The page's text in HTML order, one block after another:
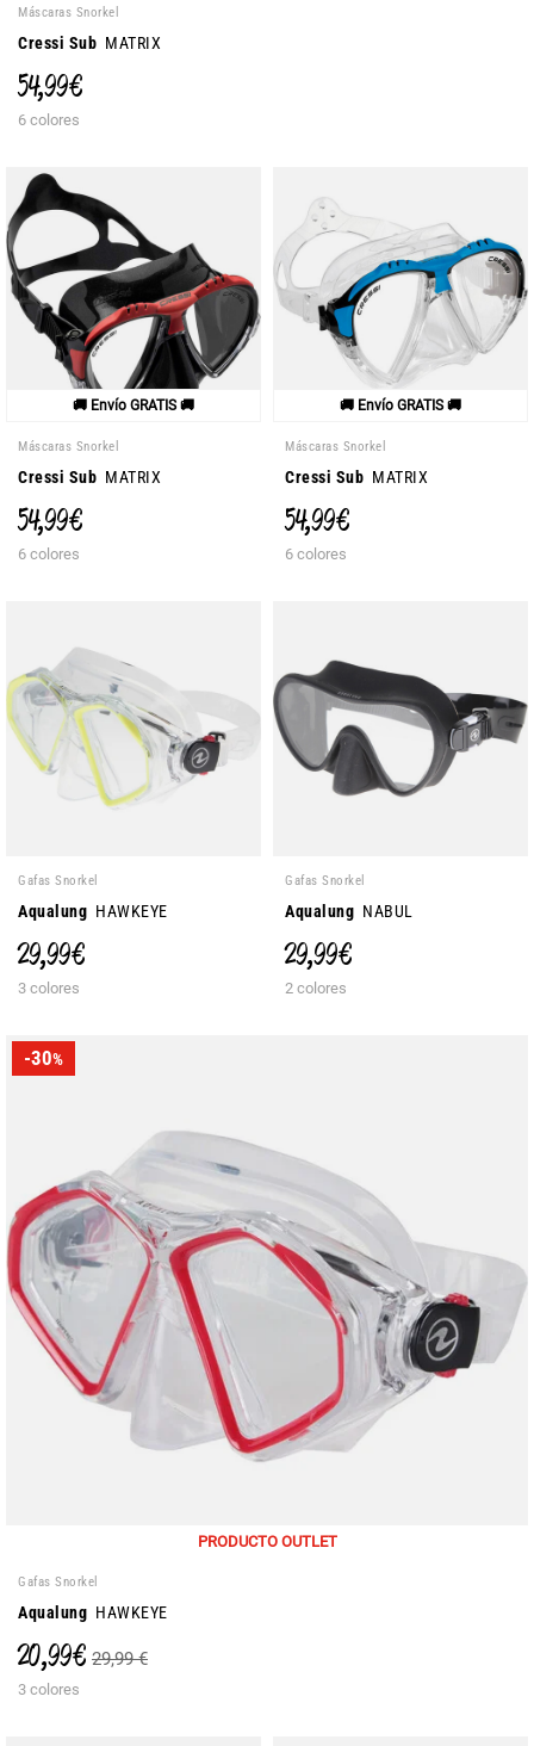
Máscaras Snorkel
Cressi Sub MATRIX
54,99 €
6 colores
🚚 Envío GRATIS 🚚
Máscaras Snorkel
Cressi Sub MATRIX
54,99 €
6 colores
🚚 Envío GRATIS 🚚
Máscaras Snorkel
Cressi Sub MATRIX
54,99 €
6 colores
Gafas Snorkel
Aqualung HAWKEYE
29,99 €
3 colores
Gafas Snorkel
Aqualung NABUL
29,99 €
2 colores
-30%
PRODUCTO OUTLET
Gafas Snorkel
Aqualung HAWKEYE
20,99 € 29,99 €
3 colores